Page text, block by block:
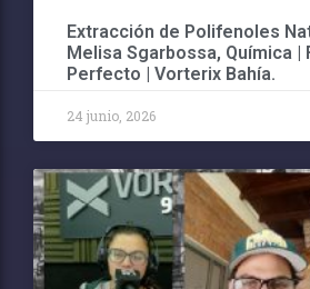
Extracción de Polifenoles
Melisa Sgarbossa, Química |
Perfecto | Vorterix Bahía.
24 junio, 2026